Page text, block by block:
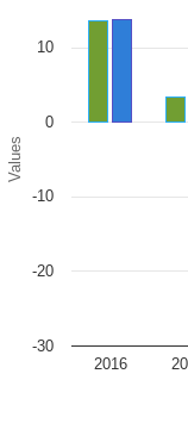
The chart has 1 Y axis
Values
2016
-30
-20
-10
0
10